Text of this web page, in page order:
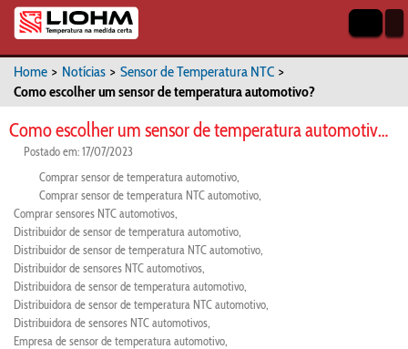
Home > Notícias > Sensor de Temperatura NTC >
Como escolher um sensor de temperatura automotivo?
Como escolher um sensor de temperatura automotivo?
Postado em: 17/07/2023
Comprar sensor de temperatura automotivo
Comprar sensor de temperatura NTC automotivo
Comprar sensores NTC automotivos
Distribuidor de sensor de temperatura automotivo
Distribuidor de sensor de temperatura NTC automotivo
Distribuidor de sensores NTC automotivos
Distribuidora de sensor de temperatura automotivo
Distribuidora de sensor de temperatura NTC automotivo
Distribuidora de sensores NTC automotivos
Empresa de sensor de temperatura automotivo